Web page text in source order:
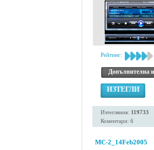
Рейтинг:
Допълнителна
ИЗТЕГЛИ
Изтегляния: 119733
Коментари: 6
MC-2_14Feb2005